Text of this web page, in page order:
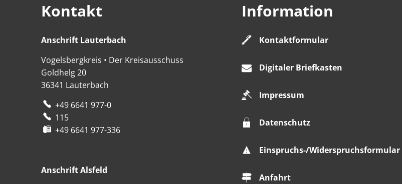
Kontakt
Anschrift Lauterbach
Vogelsbergkreis • Der Kreisausschuss
Goldhelg 20
36341 Lauterbach
+49 6641 977-0
115
+49 6641 977-336
Anschrift Alsfeld
Information
Kontaktformular
Digitaler Briefkasten
Impressum
Datenschutz
Einspruchs-/Widerspruchsformular
Anfahrt